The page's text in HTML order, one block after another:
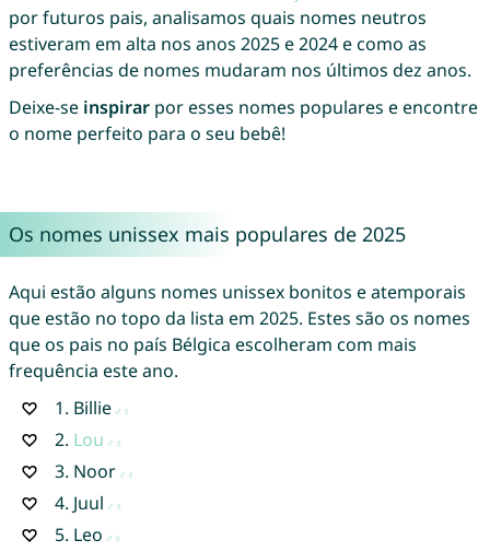
por futuros pais, analisamos quais nomes neutros
estiveram em alta nos anos 2025 e 2024 e como as
preferências de nomes mudaram nos últimos dez anos.
Deixe-se inspirarpor esses nomes populares e encontre
o nome perfeito para o seu bebê!
Os nomes unissex mais populares de 2025
Aqui estão alguns nomes unissex bonitos e atemporais
que estão no topo da lista em 2025. Estes são os nomes
que os pais no país Bélgica escolheram com mais
frequência este ano.
1. Billie
2. Lou
3. Noor
4. Juul
5. Leo